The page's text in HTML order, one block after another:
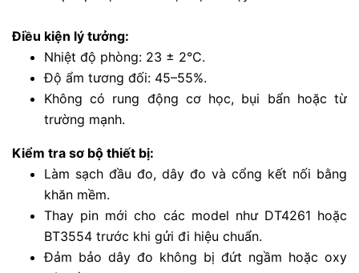
Điều kiện lý tưởng:
Nhiệt độ phòng: 23 ± 2°C.
Độ ẩm tương đối: 45–55%.
Không có rung động cơ học, bụi bẩn hoặc từ
trường mạnh.
Kiểm tra sơ bộ thiết bị:
Làm sạch đầu đo, dây đo và cổng kết nối bằng
khăn mềm.
Thay pin mới cho các model như DT4261 hoặc
BT3554 trước khi gửi đi hiệu chuẩn.
Đảm bảo dây đo không bị đứt ngầm hoặc oxy